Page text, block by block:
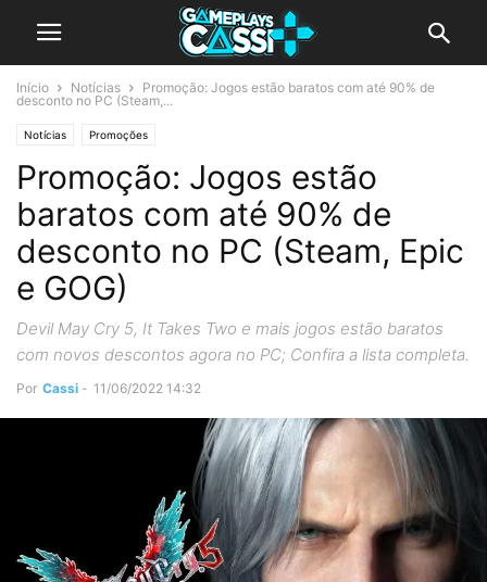
Início Notícias
Promoção: Jogos estão baratos com até 90% de
desconto no PC (Steam,...
Notícias Promoções
Promoção: Jogos estão
baratos com até 90% de
desconto no PC (Steam, Epic
e GOG)
Devil May Cry 5, It Takes Two e mais jogos estão baratos
com novos descontos agora no PC; Confira a lista completa.
Por Cassi - 11/06/2022 14:32